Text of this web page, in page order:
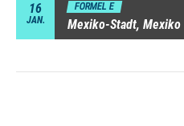
16
JAN.
FORMEL E
Mexiko-Stadt, Mexiko